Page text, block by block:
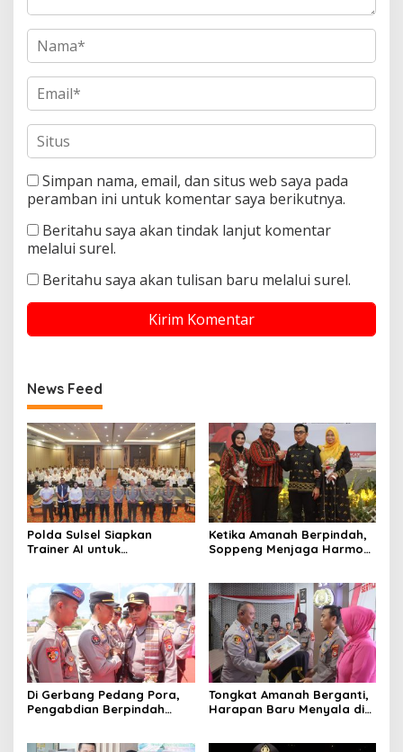
Simpan nama, email, dan situs web saya pada
peramban ini untuk komentar saya berikutnya.
Beritahu saya akan tindak lanjut komentar
melalui surel.
Beritahu saya akan tulisan baru melalui surel.
News Feed
Polda Sulsel Siapkan
Trainer AI untuk
Ketika Amanah Berpindah,
Soppeng Menjaga Harmoni
Di Gerbang Pedang Pora,
Pengabdian Berpindah
Tongkat Amanah Berganti,
Harapan Baru Menyala di